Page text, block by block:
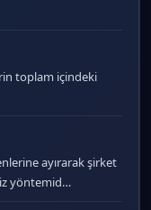
toplam içindeki
ayırarak şirket
yöntemid…